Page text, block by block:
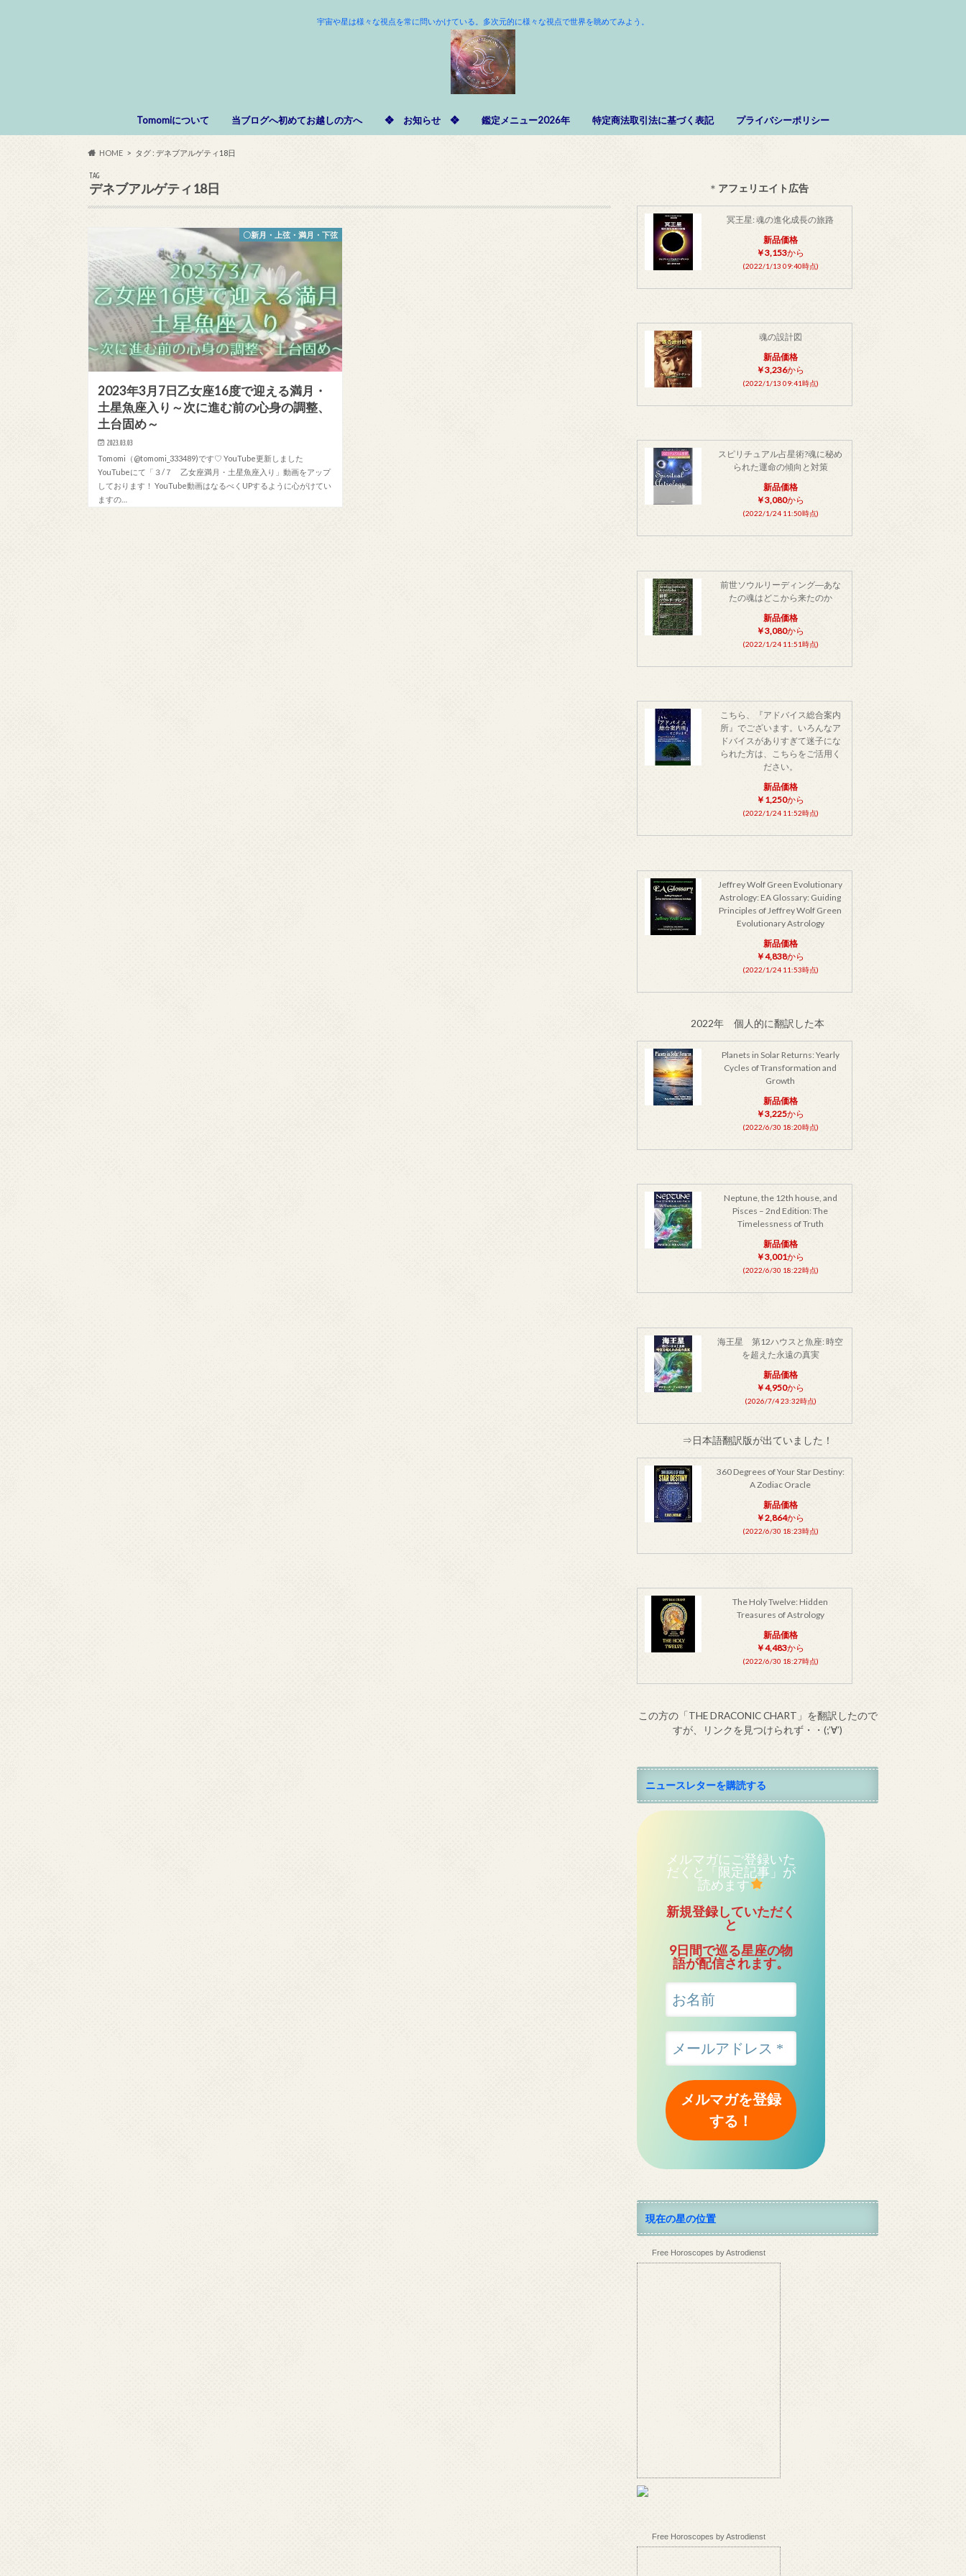
宇宙や星は様々な視点を常に問いかけている。多次元的に様々な視点で世界を眺めてみよう。
Tomomiについて 当ブログへ初めてお越しの方へ ❖ お知らせ ❖ 鑑定メニュー2026年 特定商法取引法に基づく表記 プライバシーポリシー
HOME タグ : デネブアルゲティ18日
TAG
デネブアルゲティ18日
〇新月・上弦・満月・下弦
2023年3月7日乙女座16度で迎える満月・
土星魚座入り～次に進む前の心身の調整、
土台固め～
2023.03.03
Tomomi（@tomomi_333489)です♡ YouTube更新しました
YouTubeにて「３/７ 乙女座満月・土星魚座入り」動画をアップ
しております！ YouTube動画はなるべくUPするように心がけてい
ますの…
＊ アフェリエイト広告
冥王星: 魂の進化成長の旅路
新品価格
￥3,153から
(2022/1/13 09:40時点)
魂の設計図
新品価格
￥3,236から
(2022/1/13 09:41時点)
スピリチュアル占星術?魂に秘め
られた運命の傾向と対策
新品価格
￥3,080から
(2022/1/24 11:50時点)
前世ソウルリーディング―あな
たの魂はどこから来たのか
新品価格
￥3,080から
(2022/1/24 11:51時点)
こちら、『アドバイス総合案内
所』でございます。いろんなア
ドバイスがありすぎて迷子にな
られた方は、こちらをご活用く
ださい。
新品価格
￥1,250から
(2022/1/24 11:52時点)
Jeffrey Wolf Green Evolutionary
Astrology: EA Glossary: Guiding
Principles of Jeffrey Wolf Green
Evolutionary Astrology
新品価格
￥4,838から
(2022/1/24 11:53時点)
2022年 個人的に翻訳した本
Planets in Solar Returns: Yearly
Cycles of Transformation and
Growth
新品価格
￥3,225から
(2022/6/30 18:20時点)
Neptune, the 12th house, and
Pisces – 2nd Edition: The
Timelessness of Truth
新品価格
￥3,001から
(2022/6/30 18:22時点)
海王星 第12ハウスと魚座: 時空
を超えた永遠の真実
新品価格
￥4,950から
(2026/7/4 23:32時点)
⇒日本語翻訳版が出ていました！
360 Degrees of Your Star Destiny:
A Zodiac Oracle
新品価格
￥2,864から
(2022/6/30 18:23時点)
The Holy Twelve: Hidden
Treasures of Astrology
新品価格
￥4,483から
(2022/6/30 18:27時点)
この方の「THE DRACONIC CHART」を翻訳したので
すが、リンクを見つけられず・・(;’∀’)
ニュースレターを購読する
メルマガにご登録いた
だくと「限定記事」が
読めます
新規登録していただく
と
9日間で巡る星座の物
語が配信されます。
現在の星の位置
Free Horoscopes by Astrodienst
Free Horoscopes by Astrodienst